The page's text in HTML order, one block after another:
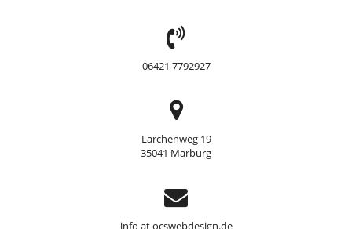
TEL:
06421 7792927
Adresse
Lärchenweg 19
35041 Marburg
Support
info at ocswebdesign.de